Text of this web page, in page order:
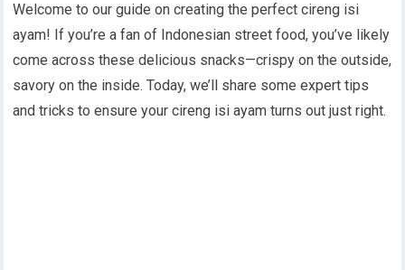
Welcome to our guide on creating the perfect cireng isi
ayam! If you’re a fan of Indonesian street food, you’ve likely
come across these delicious snacks—crispy on the outside,
savory on the inside. Today, we’ll share some expert tips
and tricks to ensure your cireng isi ayam turns out just right.